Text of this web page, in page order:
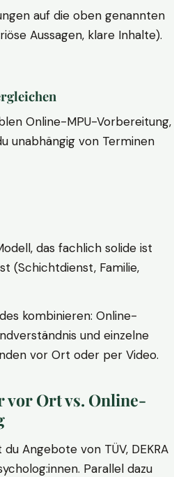
auf die oben genannten
Aussagen, klare Inhalte).
Online-MPU-Vorbereitung,
unabhängig von Terminen
das fachlich solide ist
(Schichtdienst, Familie,
kombinieren: Online-
und einzelne
vor Ort oder per Video.
vor Ort vs. Online-
Angebote von TÜV, DEKRA
Parallel dazu